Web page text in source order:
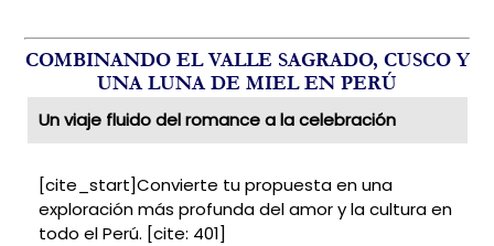
COMBINANDO EL VALLE SAGRADO, CUSCO Y
UNA LUNA DE MIEL EN PERÚ
Un viaje fluido del romance a la celebración
[cite_start]Convierte tu propuesta en una
exploración más profunda del amor y la cultura en
todo el Perú. [cite: 401]